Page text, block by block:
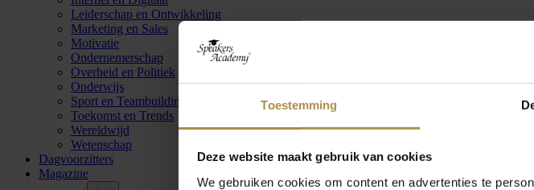
Toestemming
Deze website maakt gebruik van cookies
We gebruiken cookies om content en advertenties te
Leiderschap en Ontwikkeling
Marketing en Sales
Motivatie
Ondernemerschap
Overheid en Politiek
Onderwijs
Sport en Teambuilding
Toekomst en Trends
Wereldwijd
Wetenschap
Dagvoorzitters
Magazine